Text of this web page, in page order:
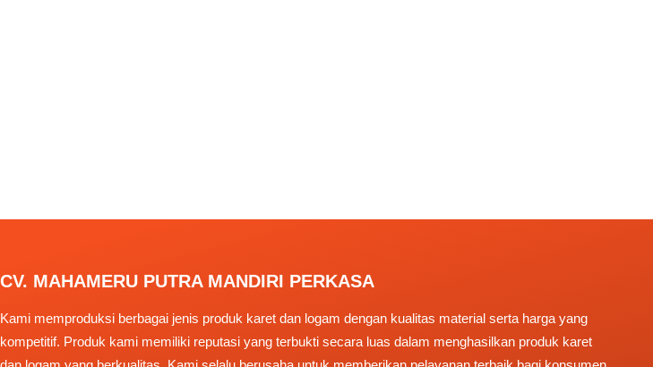
CV. MAHAMERU PUTRA MANDIRI PERKASA
Kami memproduksi berbagai jenis produk karet dan logam dengan kualitas material serta harga yang
kompetitif. Produk kami memiliki reputasi yang terbukti secara luas dalam menghasilkan produk karet